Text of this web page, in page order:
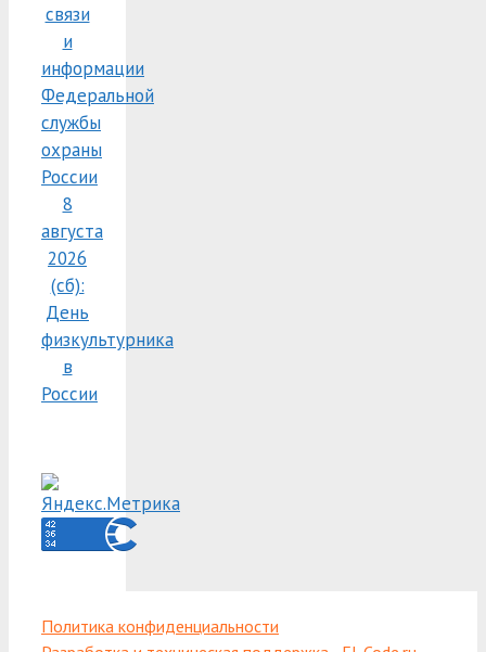
связи
и
информации
Федеральной
службы
охраны
России
8
августа
2026
(сб):
День
физкультурника
в
России
Политика конфиденциальности